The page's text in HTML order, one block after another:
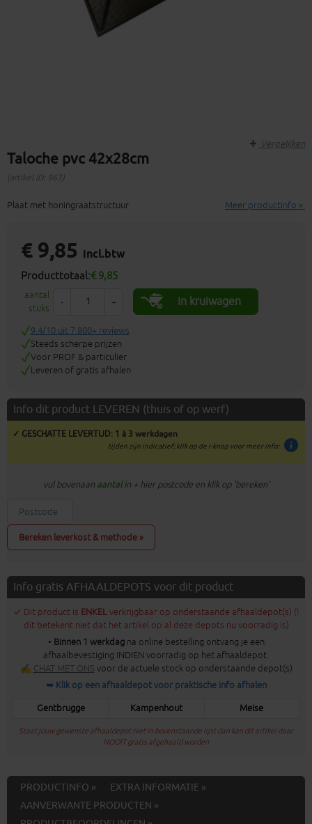
Taloche pvc 42x28cm
(artikel ID: 963)
Vergelijken
Plaat met honingraatstructuur Meer productinfo »
€ 9,85 incl.btw
Producttotaal:€ 9,85
aantal
stuks
- + In kruiwagen
9.4/10 uit 7.800+ reviews
Steeds scherpe prijzen
Voor PROF & particulier
Leveren of gratis afhalen
Info dit product LEVEREN (thuis of op werf)
✓ GESCHATTE LEVERTIJD: 1 à 3 werkdagen
info
tijden zijn indicatief; klik op de i-knop voor meer info:
vul bovenaan aantalin + hier postcode en klik op 'bereken'
Bereken leverkost & methode »
Info gratis AFHAALDEPOTS voor dit product
✓ Dit product is ENKELverkrijgbaar op onderstaande afhaaldepot(s) (!
dit betekent niet dat het artikel op al deze depots nu voorradig is)
• Binnen 1 werkdagna online bestelling ontvang je een
afhaalbevestiging INDIEN voorradig op het afhaaldepot.
✍ CHAT MET ONS voor de actuele stock op onderstaande depot(s)
➥ Klik op een afhaaldepot voor praktische info afhalen
Gentbrugge Kampenhout Meise
Staat jouw gewenste afhaaldepot niet in bovenstaande lijst dan kan dit artikel daar
NOOIT gratis afgehaald worden
PRODUCTINFO »
EXTRA INFORMATIE »
AANVERWANTE PRODUCTEN »